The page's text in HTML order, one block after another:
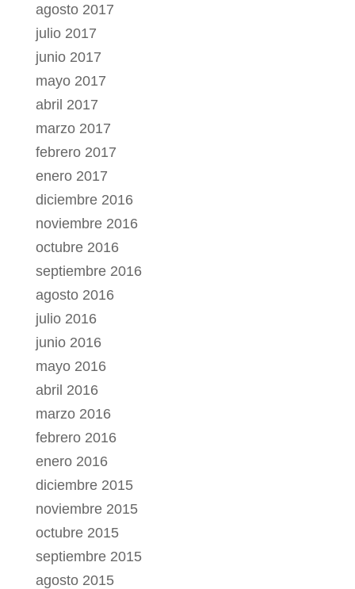
agosto 2017
julio 2017
junio 2017
mayo 2017
abril 2017
marzo 2017
febrero 2017
enero 2017
diciembre 2016
noviembre 2016
octubre 2016
septiembre 2016
agosto 2016
julio 2016
junio 2016
mayo 2016
abril 2016
marzo 2016
febrero 2016
enero 2016
diciembre 2015
noviembre 2015
octubre 2015
septiembre 2015
agosto 2015